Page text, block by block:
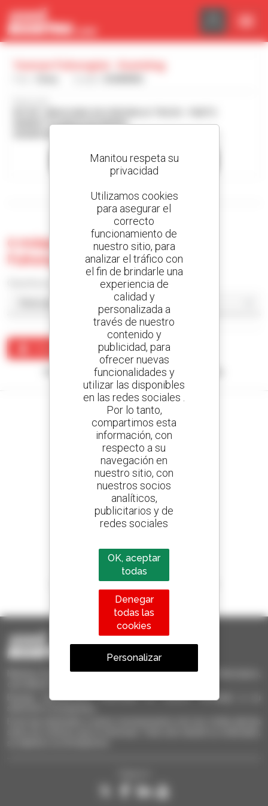
MARKETGUANGDUKUNMING
Contactar con el concesionario
Mostrar filtros de búsqueda
0 máquina usada en Yunnan
Fuhongtai - Kunming
Ningún resultado corresponde con su búsqueda.
Cree sus alertas
y reciba anuncios de equipos de ocasión
800 concesionarios
Manitou por todo el mundo
1 de cada 4 manipuladores telescópicos
vendido en el mundo es Manitou
Manitou Ocasión - Equipo de manutención de ocasión: telescópico,
Busque rápidamente materiales de ocasión, añádalos a su
Panel de gestión de cookies
Manitou respeta su
privacidad
Utilizamos cookies
para asegurar el
correcto
funcionamiento de
nuestro sitio, para
analizar el tráfico con
el fin de brindarle una
experiencia de
calidad y
personalizada a
través de nuestro
contenido y
publicidad, para
ofrecer nuevas
funcionalidades y
utilizar las disponibles
en las redes sociales .
Por lo tanto,
compartimos esta
información, con
respecto a su
navegación en
nuestro sitio, con
nuestros socios
analíticos,
publicitarios y de
redes sociales
OK, aceptar
todas
Denegar
todas las
cookies
Personalizar